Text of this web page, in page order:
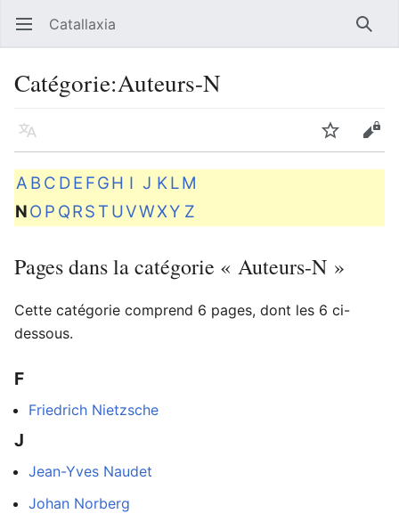
Ouvrir le menu principal Catallaxia
Catégorie:Auteurs-N
Langue Suivre
A B C DE FGH I J KLM
NO P QRS T UVWXY Z
Pages dans la catégorie « Auteurs-N »
Cette catégorie comprend 6 pages, dont les 6 ci-
dessous.
F
Friedrich Nietzsche
J
Jean-Yves Naudet
Johan Norberg